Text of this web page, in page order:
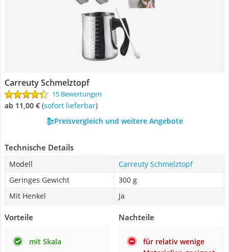
Carreuty Schmelztopf
15 Bewertungen
ab 11,00 € ( Sofort lieferbar)
Preisvergleich und weitere Angebote
Technische Details
Modell
Carreuty Schmelztopf
Geringes Gewicht
300 g
Mit Henkel
Ja
Vorteile
mit Skala
Nachteile
für relativ wenige